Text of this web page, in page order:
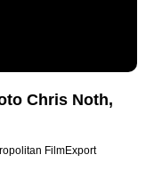
Chris Noth,
FilmExport